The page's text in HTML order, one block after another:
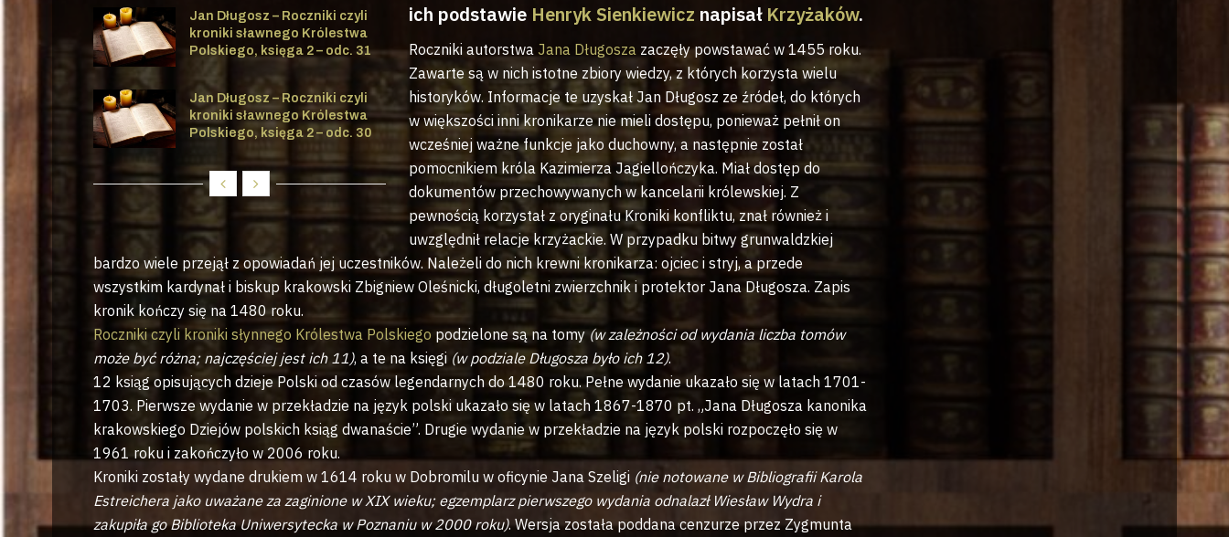
Jan Długosz – Roczniki czyli
kroniki sławnego Królestwa
Polskiego, księga 2 – odc. 31
Jan Długosz – Roczniki czyli
kroniki sławnego Królestwa
Polskiego, księga 2 – odc. 30
ich podstawie Henryk Sienkiewicz napisał Krzyżaków.
Roczniki autorstwa Jana Długosza zaczęły powstawać w 1455 roku.
Zawarte są w nich istotne zbiory wiedzy, z których korzysta wielu
historyków. Informacje te uzyskał Jan Długosz ze źródeł, do których
w większości inni kronikarze nie mieli dostępu, ponieważ pełnił on
wcześniej ważne funkcje jako duchowny, a następnie został
pomocnikiem króla Kazimierza Jagiellończyka. Miał dostęp do
dokumentów przechowywanych w kancelarii królewskiej. Z
pewnością korzystał z oryginału Kroniki konfliktu, znał również i
uwzględnił relacje krzyżackie. W przypadku bitwy grunwaldzkiej
bardzo wiele przejął z opowiadań jej uczestników. Należeli do nich krewni kronikarza: ojciec i stryj, a przede
wszystkim kardynał i biskup krakowski Zbigniew Oleśnicki, długoletni zwierzchnik i protektor Jana Długosza. Zapis
kronik kończy się na 1480 roku.
Roczniki czyli kroniki słynnego Królestwa Polskiego podzielone są na tomy(w zależności od wydania liczba tomów
może być różna; najczęściej jest ich 11), a te na księgi (w podziale Długosza było ich 12).
12 ksiąg opisujących dzieje Polski od czasów legendarnych do 1480 roku. Pełne wydanie ukazało się w latach 1701-
1703. Pierwsze wydanie w przekładzie na język polski ukazało się w latach 1867-1870 pt. „Jana Długosza kanonika
krakowskiego Dziejów polskich ksiąg dwanaście”. Drugie wydanie w przekładzie na język polski rozpoczęło się w
1961 roku i zakończyło w 2006 roku.
Kroniki zostały wydane drukiem w 1614 roku w Dobromilu w oficynie Jana Szeligi (nie notowane w Bibliografii Karola
Estreichera jako uważane za zaginione w XIX wieku; egzemplarz pierwszego wydania odnalazł Wiesław Wydra i
zakupiła go Biblioteka Uniwersytecka w Poznaniu w 2000 roku). Wersja została poddana cenzurze przez Zygmunta